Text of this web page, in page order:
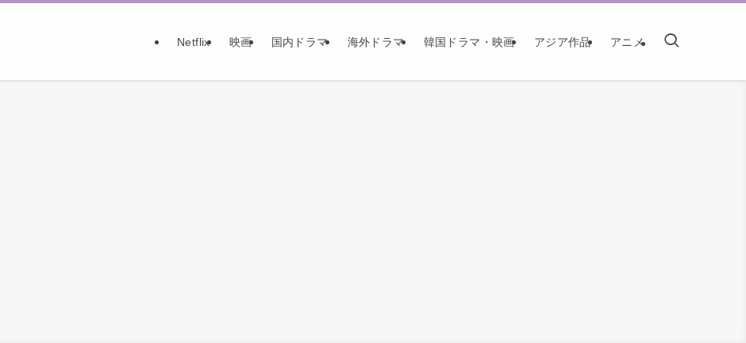
Netflix 映画 国内ドラマ 海外ドラマ 韓国ドラマ・映画 アジア作品 アニメ